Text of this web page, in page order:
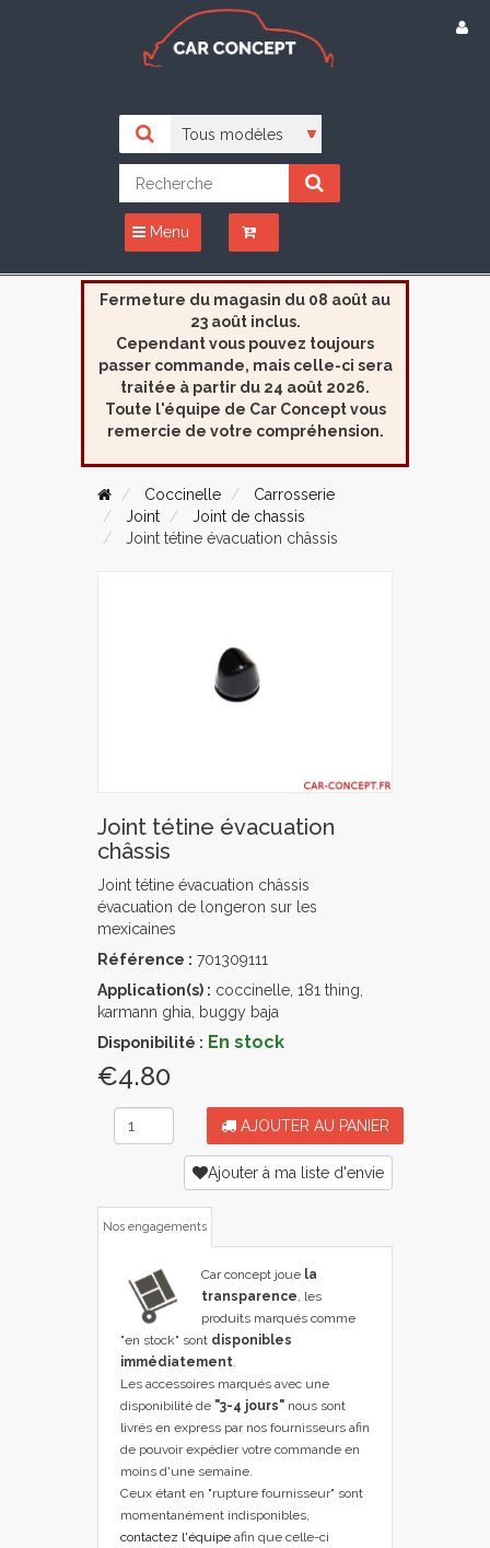
Menu
Fermeture du magasin du 08 août au
23 août inclus.
Cependant vous pouvez toujours
passer commande, mais celle-ci sera
traitée à partir du 24 août 2026.
Toute l'équipe de Car Concept vous
remercie de votre compréhension.
Coccinelle
Carrosserie
Joint
Joint de chassis
Joint tétine évacuation châssis
Joint tétine évacuation
châssis
Joint tétine évacuation châssis
évacuation de longeron sur les
mexicaines
Référence : 701309111
Application(s) : coccinelle, 181 thing,
karmann ghia, buggy baja
Disponibilité : En stock
€4.80
AJOUTER AU PANIER
Ajouter à ma liste d'envie
Nos engagements
Car concept joue la
transparence , les
produits marqués comme
"en stock" sont disponibles
immédiatement
Les accessoires marqués avec une
disponibilité de "3-4 jours" nous sont
livrés en express par nos fournisseurs afin
de pouvoir expédier votre commande en
moins d'une semaine.
Ceux étant en "rupture fournisseur" sont
momentanément indisponibles,
contactez l'équipe afin que celle-ci